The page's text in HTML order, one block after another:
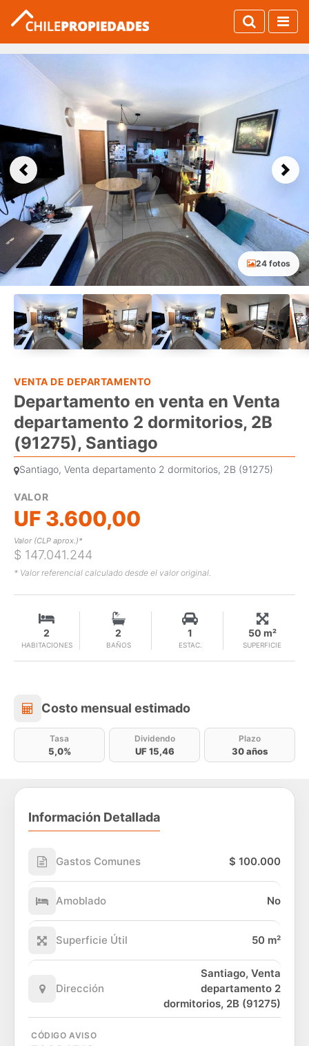
Previous Next
24 fotos
VENTA DE DEPARTAMENTO
Departamento en venta en Venta
departamento 2 dormitorios, 2B
(91275), Santiago
Santiago, Venta departamento 2 dormitorios, 2B (91275)
VALOR
UF 3.600,00
Valor (CLP aprox.)*
$ 147.041.244
* Valor referencial calculado desde el valor original.
HABITACIONES
2
BAÑOS
2
ESTAC.
1
SUPERFICIE
50 m²
Costo mensual estimado
Costo mensual estimado
Tasa
5,0%
Dividendo
UF 15,46
Plazo
30 años
Información Detallada
Gastos Comunes $ 100.000
Amoblado No
Superficie Útil 50 m²
Dirección
Santiago, Venta
departamento 2
dormitorios, 2B (91275)
CÓDIGO AVISO